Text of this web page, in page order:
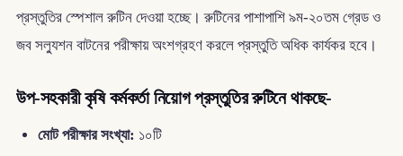
প্রস্তুতির স্পেশাল রুটিন দেওয়া হচ্ছে। রুটিনের পাশাপাশি ৯ম-২০তম গ্রেড ও
জব সল্যুশন বাটনের পরীক্ষায় অংশগ্রহণ করলে প্রস্তুতি অধিক কার্যকর হবে।
উপ-সহকারী কৃষি কর্মকর্তা নিয়োগ প্রস্তুতির রুটিনে থাকছে-
মোট পরীক্ষার সংখ্যা: ১০টি